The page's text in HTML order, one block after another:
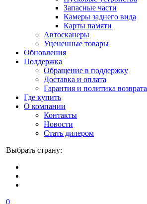
Запасные части
Камеры заднего вида
Карты памяти
Автосканеры
Уцененные товары
Обновления
Поддержка
Обращение в поддержку
Доставка и оплата
Гарантия и политика возврата
Где купить
О компании
Контакты
Новости
Стать дилером
Выбрать страну:
0